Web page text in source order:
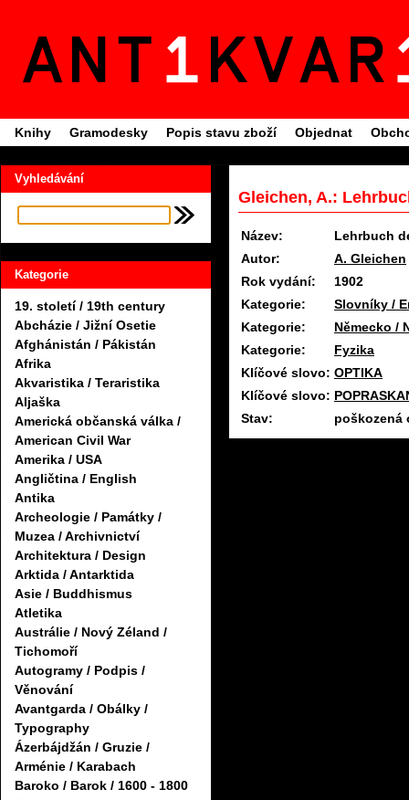
Knihy Gramodesky Popis stavu zboží Objednat
Vyhledávání
Kategorie
19. století / 19th century
Abcházie / Jižní Osetie
Afghánistán / Pákistán
Afrika
Akvaristika / Teraristika
Aljaška
Americká občanská válka /
American Civil War
Amerika / USA
Angličtina / English
Antika
Archeologie / Památky /
Muzea / Archivnictví
Architektura / Design
Arktida / Antarktida
Asie / Buddhismus
Atletika
Austrálie / Nový Zéland /
Tichomoří
Autogramy / Podpis /
Věnování
Avantgarda / Obálky /
Typography
Ázerbájdžán / Gruzie /
Arménie / Karabach
Baroko / Barok / 1600 - 1800
Gleichen, A.:
Název:
Lehrbuch
Autor:
A. Gleichen
Rok vydání:
1902
Kategorie:
Slovníky /
Kategorie:
Německo /
Kategorie:
Fyzika
Klíčové slovo: OPTIKA
Klíčové slovo:
Stav:
poškozená